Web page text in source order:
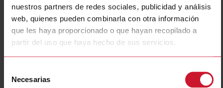
nuestros partners de redes sociales, publicidad y análisis
web, quienes pueden combinarla con otra información
que les haya proporcionado o que hayan recopilado a
partir del uso que haya hecho de sus servicios.
Necesarias
ER1
Reduction Factors on Distance 0.20 , 51.0 x 17.5 x 6.0 housing,
IP67 IP69K